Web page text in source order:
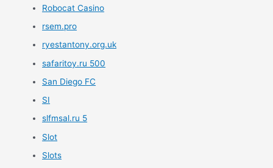
Robocat Casino
rsem.pro
ryestantony.org.uk
safaritoy.ru 500
San Diego FC
SI
slfmsal.ru 5
Slot
Slots